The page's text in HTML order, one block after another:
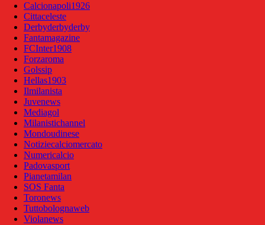
Calcionapoli1926
Cittaceleste
Derbyderbyderby
Fantamagazine
FCInter1908
Forzaroma
Golssip
Hellas1903
Ilmilanista
Juvenews
Mediagol
Milanistichannel
Mondoudinese
Notiziecalciomercato
Numericalcio
Padovasport
Pianetamilan
SOS Fanta
Toronews
Tuttobolognaweb
Violanews